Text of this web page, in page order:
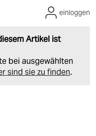
Artikel ist
bei ausgewählten
sind sie zu finden.
einloggen